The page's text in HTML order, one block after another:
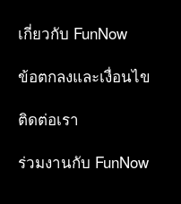
เกี่ยวกับ FunNow
ข้อตกลงและเงื่อนไข
ติดต่อเรา
ร่วมงานกับ FunNow